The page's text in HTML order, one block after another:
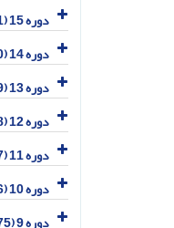
دوره 15 (1381)
دوره 14 (1380)
دوره 13 (1379)
دوره 12 (1378)
دوره 11 (1377)
دوره 10 (1376)
دوره 9 (1375)